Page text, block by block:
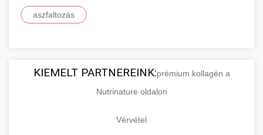
aszfaltozás
KIEMELT PARTNEREINK:prémium kollagén a
Nutrinature oldalon
Vérvétel